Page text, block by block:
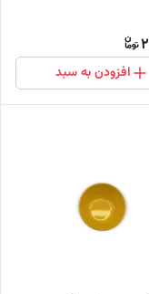
افزودن به سبد